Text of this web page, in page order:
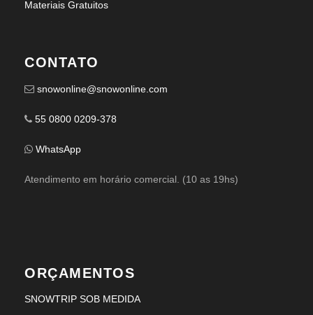
Materiais Gratuitos
CONTATO
snowonline@snowonline.com
55 0800 0209-378
WhatsApp
Atendimento em horário comercial. (10 as 19hs)
ORÇAMENTOS
SNOWTRIP SOB MEDIDA